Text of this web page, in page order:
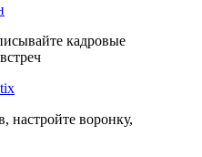
кадровые
настройте воронку,